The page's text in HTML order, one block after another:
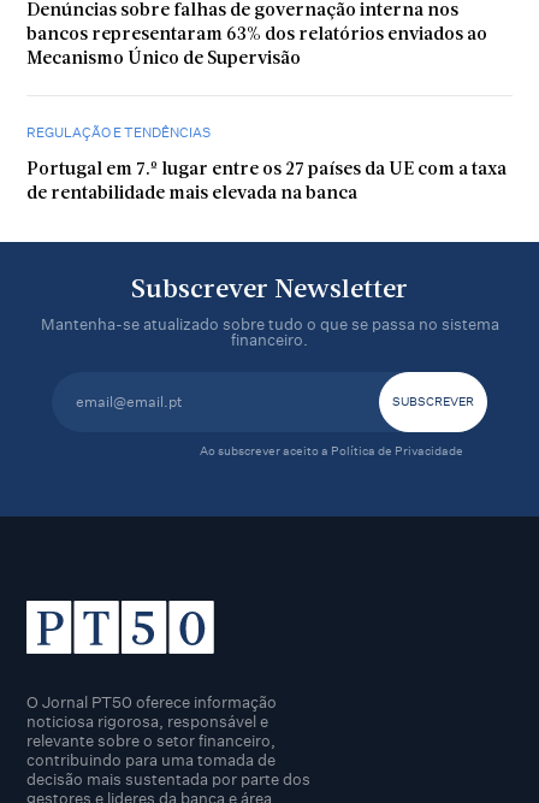
Denúncias sobre falhas de governação interna nos
bancos representaram 63% dos relatórios enviados ao
Mecanismo Único de Supervisão
REGULAÇÃO E TENDÊNCIAS
Portugal em 7.º lugar entre os 27 países da UE com a taxa
de rentabilidade mais elevada na banca
Subscrever Newsletter
Mantenha-se atualizado sobre tudo o que se passa no sistema
financeiro.
Ao subscrever aceito a Política de Privacidade
O Jornal PT50 oferece informação
noticiosa rigorosa, responsável e
relevante sobre o setor financeiro,
contribuindo para uma tomada de
decisão mais sustentada por parte dos
gestores e lideres da banca e área